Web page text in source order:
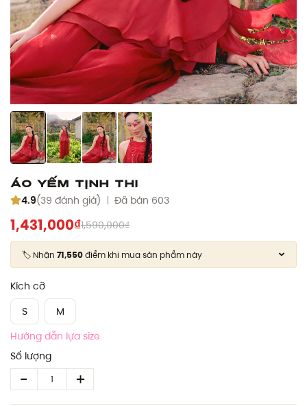
Áo yếm Tịnh Thi
4.9(39 đánh giá) Đã bán 603
1,431,000₫1,590,000₫
🏷️ Nhận 71,550điểm khi mua sản phẩm này
Kích cỡ
S
M
Hướng dẫn lựa size
Số lượng